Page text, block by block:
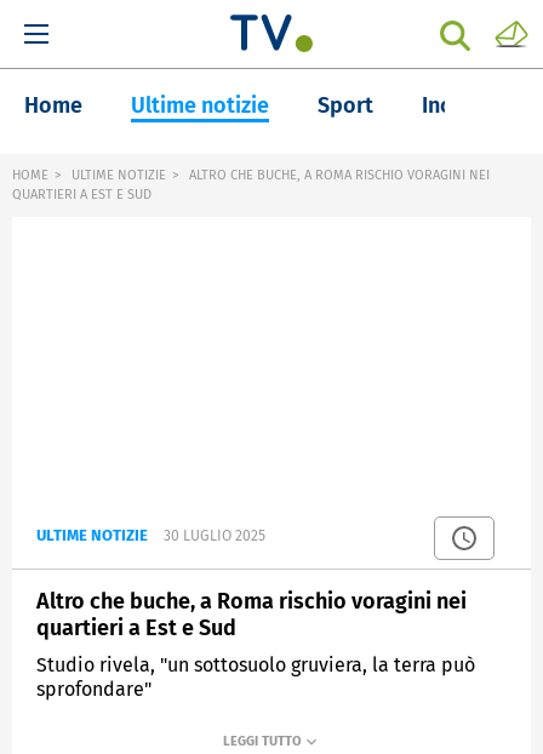
Home Ultime notizie Sport Inchieste
HOME ULTIME NOTIZIE
ALTRO CHE BUCHE, A ROMA RISCHIO VORAGINI NEI
QUARTIERI A EST E SUD
ULTIME NOTIZIE 30 LUGLIO 2025
Altro che buche, a Roma rischio voragini nei
quartieri a Est e Sud
Studio rivela, "un sottosuolo gruviera, la terra può
sprofondare"